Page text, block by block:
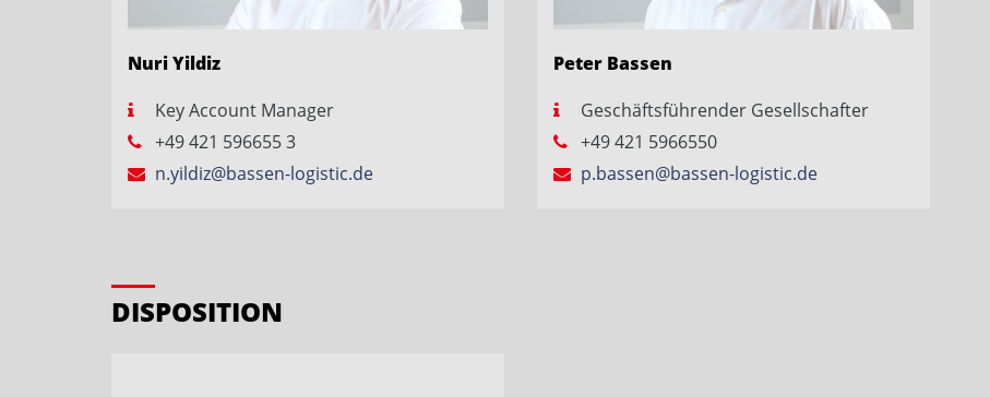
Nuri Yildiz
Key Account Manager
+49 421 596655 3
n.yildiz@bassen-logistic.de
Peter Bassen
Geschäftsführender Gesellschafter
+49 421 5966550
p.bassen@bassen-logistic.de
DISPOSITION